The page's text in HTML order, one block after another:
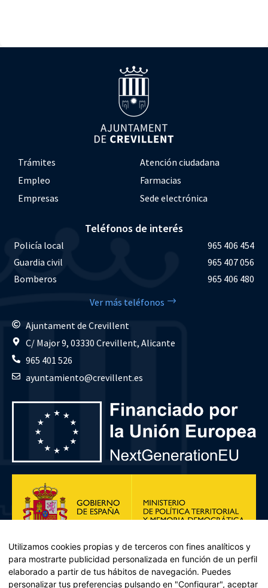
Trámites
Atención ciudadana
Empleo
Farmacias
Empresas
Sede electrónica
Teléfonos de interés
Policía local
965 406 454
Guardia civil
965 407 056
Bomberos
965 406 480
Ver más teléfonos
Ajuntament de Crevillent
C/ Major 9, 03330 Crevillent, Alicante
965 401 526
ayuntamiento@crevillent.es
Utilizamos cookies propias y de terceros con fines analíticos y
para mostrarte publicidad personalizada en función de un perfil
elaborado a partir de tus hábitos de navegación. Puedes
personalizar tus preferencias pulsando en "Configurar", aceptar